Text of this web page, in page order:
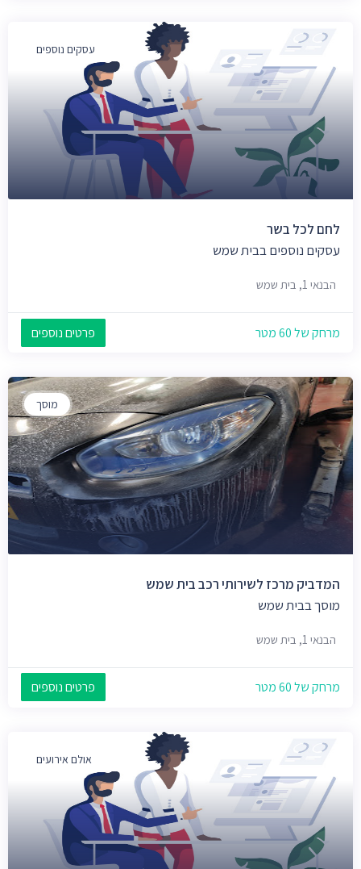
עסקים נוספים
לחם לכל בשר
עסקים נוספים בבית שמש
הבנאי 1, בית שמש
מרחק של 60 מטר פרטים נוספים
מוסך
המדביק מרכז לשירותי רכב בית שמש
מוסך בבית שמש
הבנאי 1, בית שמש
מרחק של 60 מטר פרטים נוספים
אולם אירועים